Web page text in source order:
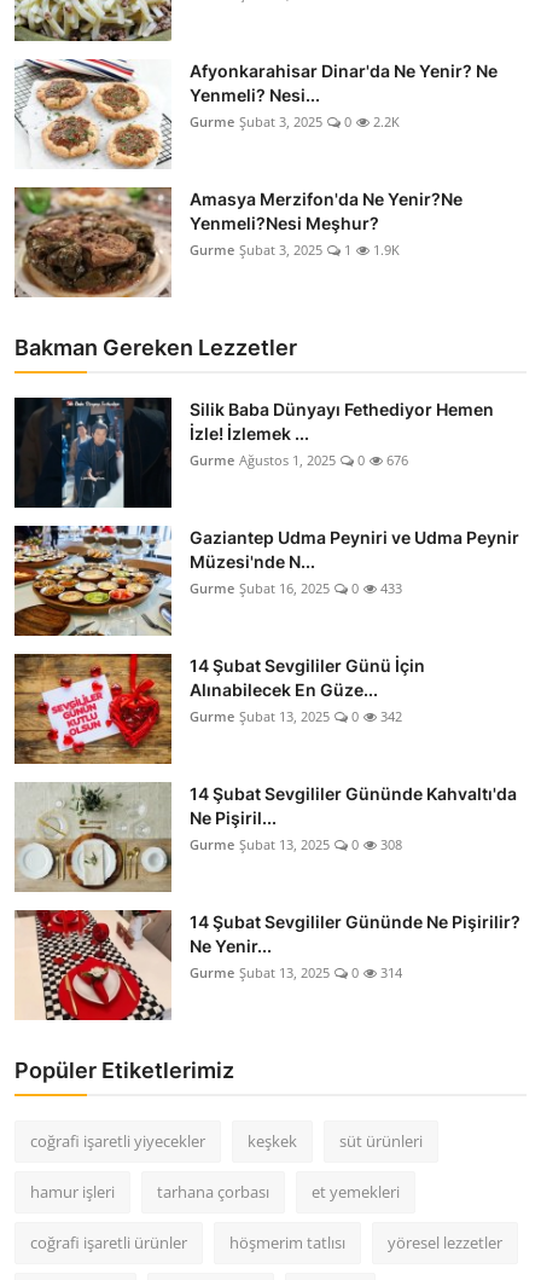
Afyonkarahisar Dinar'da Ne Yenir? Ne
Yenmeli? Nesi...
Gurme Şubat 3, 2025 0 2.2K
Amasya Merzifon'da Ne Yenir?Ne
Yenmeli?Nesi Meşhur?
Gurme Şubat 3, 2025 1 1.9K
Bakman Gereken Lezzetler
Silik Baba Dünyayı Fethediyor Hemen
İzle! İzlemek ...
Gurme Ağustos 1, 2025 0 676
Gaziantep Udma Peyniri ve Udma Peynir
Müzesi'nde N...
Gurme Şubat 16, 2025 0 433
14 Şubat Sevgililer Günü İçin
Alınabilecek En Güze...
Gurme Şubat 13, 2025 0 342
14 Şubat Sevgililer Gününde Kahvaltı'da
Ne Pişiril...
Gurme Şubat 13, 2025 0 308
14 Şubat Sevgililer Gününde Ne Pişirilir?
Ne Yenir...
Gurme Şubat 13, 2025 0 314
Popüler Etiketlerimiz
coğrafi işaretli yiyecekler keşkek süt ürünleri
hamur işleri tarhana çorbası et yemekleri
coğrafi işaretli ürünler höşmerim tatlısı yöresel lezzetler